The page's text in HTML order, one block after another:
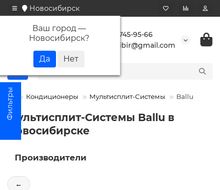
Новосибирск
Ваш город —
Новосибирск?
+7 923 745-95-66
buransibir@gmail.com
Кондиционеры Мультисплит-Системы Ballu
Мультисплит-Системы Ballu в
Новосибирске
Производители
←